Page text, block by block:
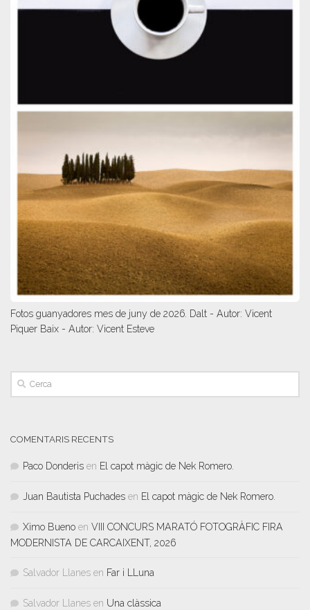
Fotos guanyadores mes de juny de 2026. Dalt - Autor: Vicent
Piquer Baix - Autor: Vicent Esteve
COMENTARIS RECENTS
Paco Donderis en El capot màgic de Nek Romero.
Juan Bautista Puchades en El capot màgic de Nek Romero.
Ximo Bueno en VIII CONCURS MARATÓ FOTOGRÀFIC FIRA
MODERNISTA DE CARCAIXENT, 2026
Salvador Llanes en Far i LLuna
Salvador Llanes en Una clàssica